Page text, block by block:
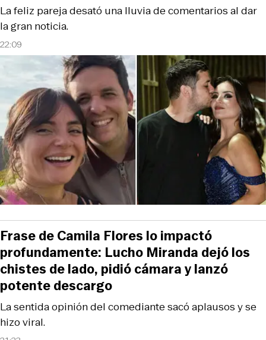
22:09
La feliz pareja desató una lluvia de comentarios al dar
la gran noticia.
La sentida opinión del comediante sacó aplausos y se
hizo viral.
Frase de Camila Flores lo impactó
profundamente: Lucho Miranda dejó los
chistes de lado, pidió cámara y lanzó
potente descargo